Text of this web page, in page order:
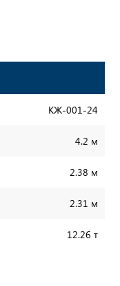
КЖ-001-24
4.2 м
2.38 м
2.31 м
12.26 т